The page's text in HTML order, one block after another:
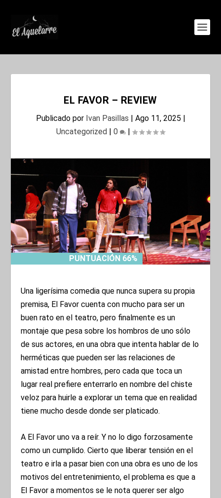
EL FAVOR – REVIEW
Publicado por Ivan Pasillas | Ago 11, 2025 |
Uncategorized | 0 |
PUNTUACIÓN 66%
PUNTUACIÓN 66%
Una ligerísima comedia que nunca supera su propia
premisa, El Favor cuenta con mucho para ser un
buen rato en el teatro, pero finalmente es un
montaje que pesa sobre los hombros de uno sólo
de sus actores, en una obra que intenta hablar de lo
herméticas que pueden ser las relaciones de
amistad entre hombres, pero cada que toca un
lugar real prefiere enterrarlo en nombre del chiste
veloz para huirle a explorar un tema que en realidad
tiene mucho desde donde ser platicado.
A El Favor uno va a reír. Y no lo digo forzosamente
como un cumplido. Cierto que liberar tensión en el
teatro e irla a pasar bien con una obra es uno de los
motivos del entretenimiento, el problema es que a
El Favor a momentos se le nota querer ser algo